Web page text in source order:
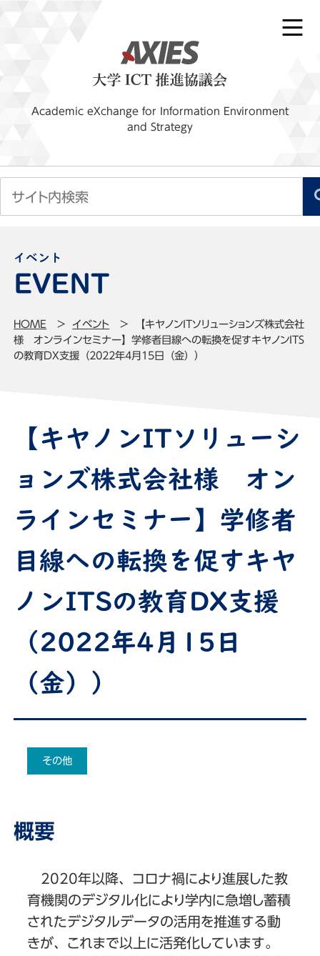
Academic eXchange for Information Environment
and Strategy
イベント
HOME イベント
【キヤノンITソリューションズ株式会社
様 オンラインセミナー】学修者目線への転換を促すキヤノンITS
の教育DX支援（2022年4月15日（金））
【キヤノンITソリューシ
ョンズ株式会社様 オン
ラインセミナー】学修者
目線への転換を促すキヤ
ノンITSの教育DX支援
（2022年4月15日
（金））
その他
概要
2020年以降、コロナ禍により進展した教
育機関のデジタル化により学内に急増し蓄積
されたデジタルデータの活用を推進する動
きが、これまで以上に活発化しています。